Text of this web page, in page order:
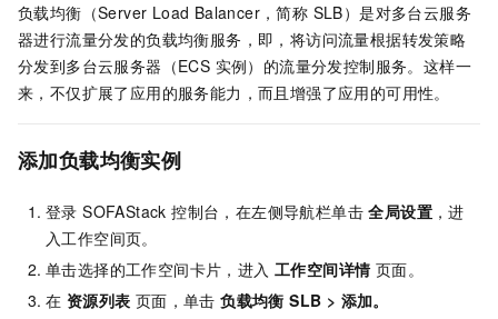
负载均衡（Server Load Balancer，简称 SLB）是对多台云服务
器进行流量分发的负载均衡服务，即，将访问流量根据转发策略
分发到多台云服务器（ECS 实例）的流量分发控制服务。这样一
来，不仅扩展了应用的服务能力，而且增强了应用的可用性。
添加负载均衡实例
登录 SOFAStack 控制台，在左侧导航栏单击全局设置 ，进
入工作空间页。
单击选择的工作空间卡片，进入 工作空间详情页面。
在 资源列表 页面，单击负载均衡 SLB > 添加。